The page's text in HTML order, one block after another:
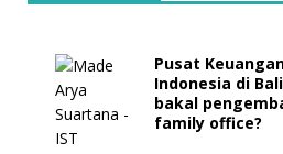
Pusat
Indonesia di
bakal
family office?